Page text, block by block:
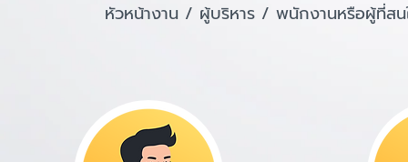
หัวหน้างาน / ผู้บริหาร / พนักงานหรือผู้ที่สน